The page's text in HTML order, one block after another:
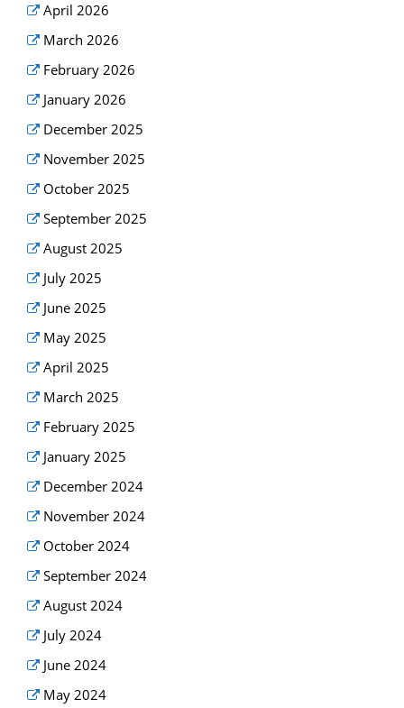
April 2026
March 2026
February 2026
January 2026
December 2025
November 2025
October 2025
September 2025
August 2025
July 2025
June 2025
May 2025
April 2025
March 2025
February 2025
January 2025
December 2024
November 2024
October 2024
September 2024
August 2024
July 2024
June 2024
May 2024